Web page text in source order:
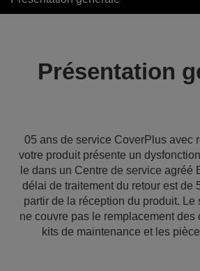
Présentation
05 ans de service CoverPlus avec
votre produit présente un
le dans un Centre de service agréé
délai de traitement du retour est de
partir de la réception du produit.
ne couvre pas le remplacement des
kits de maintenance et les